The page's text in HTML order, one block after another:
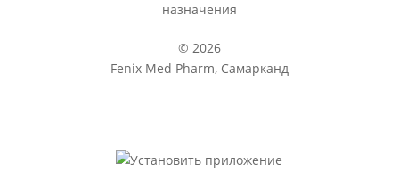
назначения
© 2026
Fenix Med Pharm, Самарканд